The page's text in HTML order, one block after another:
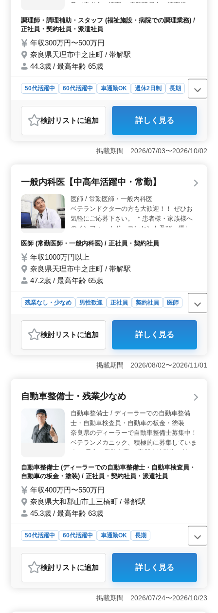
及び患者食の調理 ・病院職員食の調理提供
・給食会議参加（月１回） ・備品、食材の
管理 ・従業員のシフト管理と〆業務 ・監査
対応（年１回） 福利厚生が充実していま
す。 誰もが働きやすい環境が整っていま
す。 ＊社員寮完備（県外からのご応募歓
迎） ＊各公共交通機関・自転車・バイク通
暇制度 ＊健康診断（年１回）
調理師・調理補助・スタッフ (福祉施設・病院での調理業務) /
正社員・契約社員・派遣社員
年収300万円〜500万円
奈良県天理市中之庄町 / 帯解駅
44.3歳 / 最高年齢 65歳
50代活躍中 60代活躍中 車通勤OK 週休2日制
長期
おすすめポイント
＜安定した収入と充実した福利厚生＞ 賞与が年2回、前
年度実績で計2ヶ月分支給されます。交通費は全額支給さ
れ、車通勤も可能なため、通勤の負担が軽減されます。
す。 ＜経験を活かせる幅広い業務＞ 調理経験が1年
以上あれば応募可能で、施設利用者や病院職員への食事
提供に加え、食材や備品の管理、シフト管理、監査対応
など、責任ある業務も担当します。マネジメントや運営
面でのスキルアップも目指せます。 ＜ワークライフ
バランスを重視した勤務環境＞ 週休2日制のシフト勤務
で、プライベートとの両立がしやすい環境です。残業は
月20時間程度で、過度な負担がなく、体力に自信のある
方に最適です。社員寮もあるので、遠方からの応募も可
能です。
検討リスト に追加 詳しく見る
掲載期間 2026/07/03〜2026/10/02
一般内科医【中高年活躍中・常勤】
医師 / 常勤医師・一般内科医
ベテランドクターの方も大歓迎！！ ぜひお
気軽にご応募下さい。 ＊患者様・家族様へ
のインフォームド・コンセント及び、優しく
親切に接することが出来る方を歓迎致しま
す。 関連施設の特別養護老人ホームでの一
般内科医として勤務いただきます。 夜間当
直：基本無し（ご相談の上決定します） ※
非常勤でご勤務いただける先生も募集してお
医師 (常勤医師・一般内科医) / 正社員・契約社員
年収1000万円以上
奈良県天理市中之庄町 / 帯解駅
47.2歳 / 最高年齢 65歳
残業なし・少なめ 男性歓迎 正社員 契約社員 医師
おすすめポイント
＜ワークライフバランス＞ 残業が少なめで、休日数が
充実しているため、仕事とプライベートの時間を効果的
に管理できます。夜間当直が基本なく、長期間働くにあ
門性の発揮と多様な勤務形態＞ 内科を始め、呼吸器科
自身のキャリアやライフステージに応じた働き方が可能
養護老人ホームでの勤務もあります。地域の高齢者医療
に直接貢献するチャンスがあります。
検討リスト に追加 詳しく見る
掲載期間 2026/08/02〜2026/11/01
自動車整備士・残業少なめ
自動車整備士 / ディーラーでの自動車整備
士・自動車検査員・自動車の板金・塗装
奈良県のディーラーで自動車整備士募集中！
ベテランメカニック、積極的に募集していま
す。 ◯主な業務内容 ・定期点検整備、納車
整備、車検対応 ・部品の交換・取り付け・
補修 ・トラブルシューティング時の整備業
務全般 ・お客さんの見積もり対応 ・カーナ
ビ・ETCの設置 ・オーディオ・ナビ等の取
付け ◆マイカー通勤の場合、駐車場代不
要。 設備充実のディーラーでの勤務です！
を、存分に活かせる職場です！
自動車整備士 (ディーラーでの自動車整備士・自動車検査員・
自動車の板金・塗装) / 正社員・契約社員・派遣社員
年収400万円〜550万円
奈良県大和郡山市上三橋町 / 帯解駅
45.3歳 / 最高年齢 63歳
50代活躍中 60代活躍中 車通勤OK
長期
派遣社員
おすすめポイント
＜経験を活かせる環境＞ この求人は、自動車整備士と
しての経験を持つベテランメカニックを積極的に募集し
ており、年数不問で応募可能です。定期点検から部品の
検討リスト に追加 詳しく見る
掲載期間 2026/07/24〜2026/10/23